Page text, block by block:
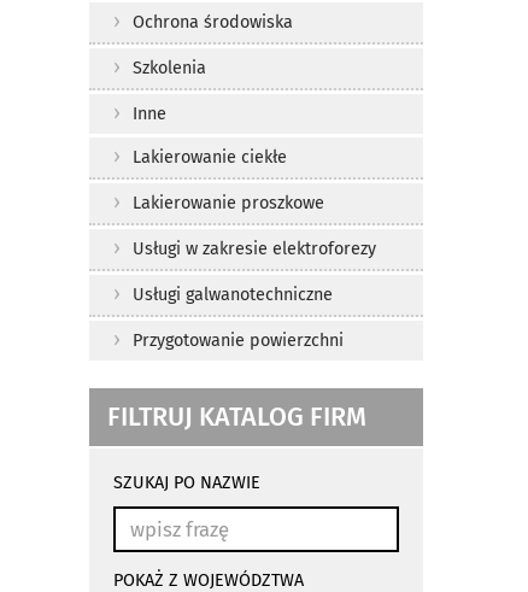
Ochrona środowiska
Szkolenia
Inne
Lakierowanie ciekłe
Lakierowanie proszkowe
Usługi w zakresie elektroforezy
Usługi galwanotechniczne
Przygotowanie powierzchni
FILTRUJ KATALOG FIRM
wyszukiwania
automatycznie
SZUKAJ PO NAZWIE
POKAŻ Z WOJEWÓDZTWA